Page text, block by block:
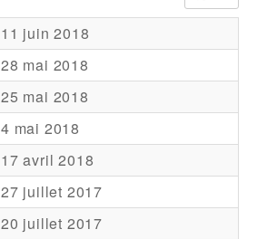
11 juin 2018
28 mai 2018
25 mai 2018
4 mai 2018
17 avril 2018
27 juillet 2017
20 juillet 2017